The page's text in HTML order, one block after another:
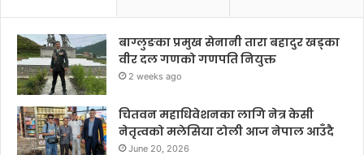
बाग्लुङका प्रमुख सेनानी तारा बहादुर खड्का
वीर दल गणको गणपति नियुक्त
2 weeks ago
चितवन महाधिवेशनका लागि नेत्र केसी
नेतृत्वको मलेसिया टोली आज नेपाल आउँदै
June 20, 2026